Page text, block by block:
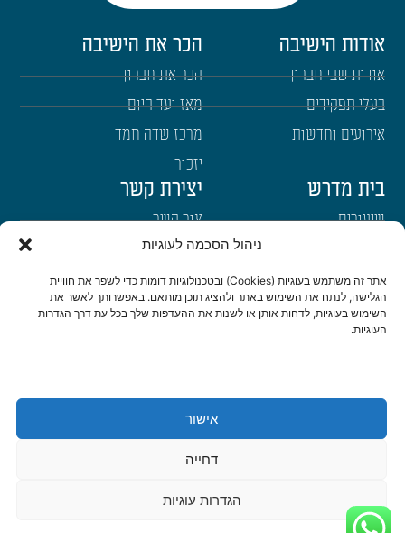
ניהול הסכמה לעוגיות
אתר זה משתמש בעוגיות (Cookies) ובטכנולוגיות דומות כדי לשפר את חוויית
הגלישה, לנתח את השימוש באתר ולהציג תוכן מותאם. באפשרותך לאשר את
השימוש בעוגיות, לדחות אותן או לשנות את ההעדפות שלך בכל עת דרך הגדרות
העוגיות.
אישור
דחייה
הגדרות עוגיות
אודות הישיבה
אודות שבי חברון
בעלי תפקידים
אירועים וחדשות
הכר את הישיבה
הכר את חברון
מאז ועד היום
מרכז שדה חמד
יזכור
בית מדרש
שיעורים
ימי עיון
יצירת קשר
צור קשר
הרשמה לשבו"ש
היה שותף
דרכי הגעה
| סטודיו צור בניית אתרים ומיתוג לעסקים